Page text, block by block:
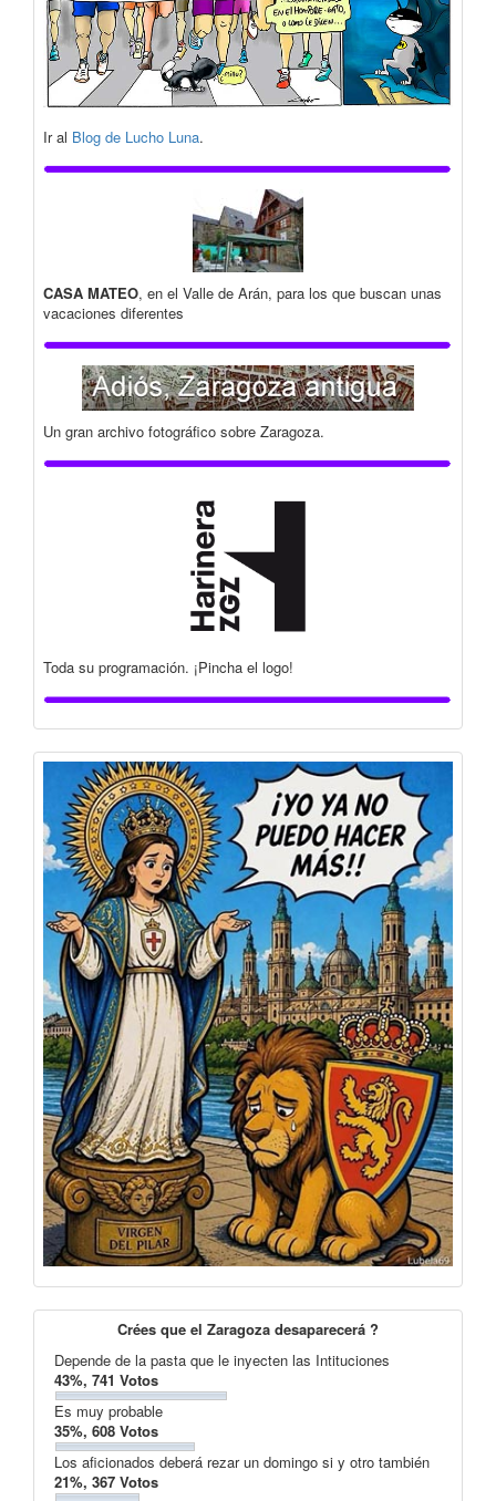
Ir al Blog de Lucho Luna.
CASA MATEO, en el Valle de Arán, para los que buscan unas
vacaciones diferentes
Un gran archivo fotográfico sobre Zaragoza.
Toda su programación. ¡Pincha el logo!
Crées que el Zaragoza desaparecerá ?
Depende de la pasta que le inyecten las Intituciones
43%, 741 Votos
Es muy probable
35%, 608 Votos
Los aficionados deberá rezar un domingo si y otro también
21%, 367 Votos